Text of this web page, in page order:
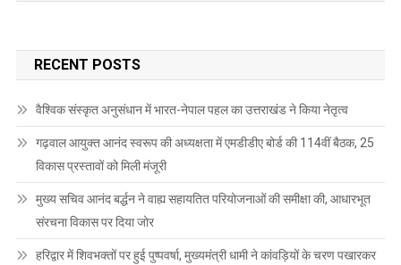
RECENT POSTS
वैश्विक संस्कृत अनुसंधान में भारत-नेपाल पहल का उत्तराखंड ने किया नेतृत्व
गढ़वाल आयुक्त आनंद स्वरूप की अध्यक्षता में एमडीडीए बोर्ड की 114वीं बैठक, 25
विकास प्रस्तावों को मिली मंजूरी
मुख्य सचिव आनंद बर्द्धन ने वाह्य सहायतित परियोजनाओं की समीक्षा की, आधारभूत
संरचना विकास पर दिया जोर
हरिद्वार में शिवभक्तों पर हुई पुष्पवर्षा, मुख्यमंत्री धामी ने कांवड़ियों के चरण पखारकर